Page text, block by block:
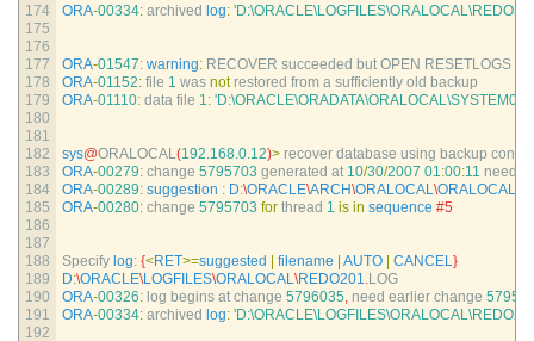
174
175
176
177
178
179
180
181
182
183
184
185
186
187
188
189
190
191
192
ORA-00334: archived log:
ORA-01547: warning: RECOVER succeeded but OPEN RESETLOGS
ORA-01152: file 1 was not restored from a sufficiently old backup
ORA-01110: data file 1:
sys@ORALOCAL(192.168.0.12)> recover database using backup
ORA-00279: change 5795703 generated at 10/30/2007 01:00:11
ORA-00289: suggestion : D:\ORACLE\ARCH\ORALOCAL\
ORA-00280: change 5795703 for thread 1 is in sequence #5
Specify log: {<RET>=suggested filename AUTO CANCEL}
D:\ORACLE\LOGFILES\ORALOCAL\REDO201.LOG
ORA-00326: log begins at change 5796035, need earlier change
ORA-00334: archived log: